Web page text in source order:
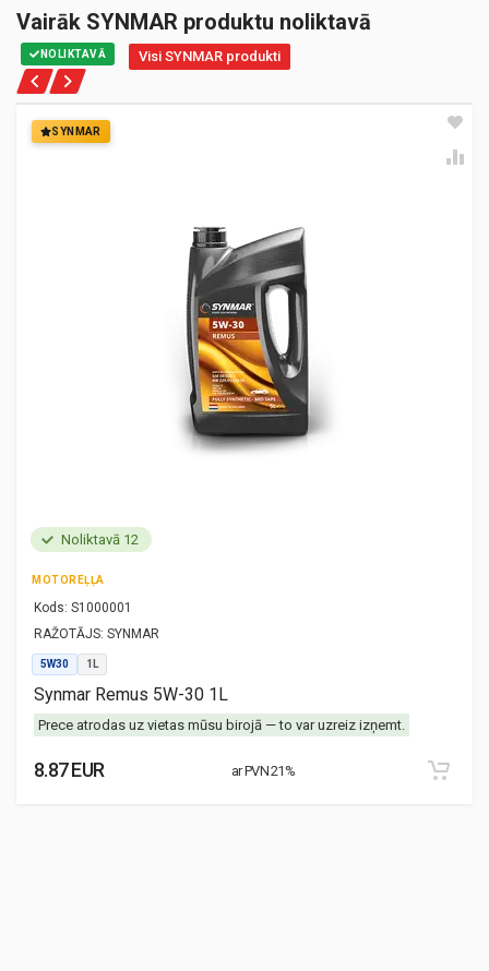
Vairāk SYNMAR produktu noliktavā
NOLIKTAVĀ Visi SYNMAR produkti
SYNMAR
Noliktavā 12
MOTOREĻĻA
Kods: S1000001
RAŽOTĀJS: SYNMAR
5W30 1L
Synmar Remus 5W-30 1L
Prece atrodas uz vietas mūsu birojā — to var uzreiz izņemt.
8.87 EUR ar PVN 21%